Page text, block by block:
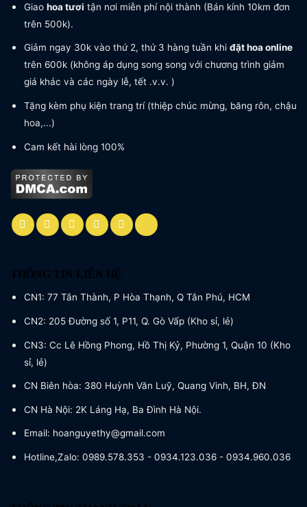
Giao hoa tươi tận nơi miễn phí nội thành (Bán kính 10km đơn
trên 500k).
Giảm ngay 30k vào thứ 2, thứ 3 hàng tuần khi đặt hoa online
trên 600k (không áp dụng song song với chương trình giảm
giá khác và các ngày lễ, tết .v.v. )
Tặng kèm phụ kiện trang trí (thiệp chúc mừng, băng rôn, chậu
hoa,...)
Cam kết hài lòng 100%
THÔNG TIN LIÊN HỆ
CN1: 77 Tân Thành, P Hòa Thạnh, Q Tân Phú, HCM
CN2: 205 Đường số 1, P11, Q. Gò Vấp (Kho sỉ, lẻ)
CN3: Cc Lê Hồng Phong, Hồ Thị Kỷ, Phường 1, Quận 10 (Kho
sỉ, lẻ)
CN Biên hòa: 380 Huỳnh Văn Luỹ, Quang Vinh, BH, ĐN
CN Hà Nội: 2K Láng Hạ, Ba Đình Hà Nội.
Email: hoanguyethy@gmail.com
Hotline,Zalo: 0989.578.353 - 0934.123.036 - 0934.960.036